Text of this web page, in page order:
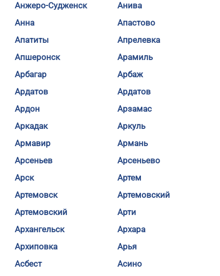
Анжеро-Судженск
Анива
Анна
Апастово
Апатиты
Апрелевка
Апшеронск
Арамиль
Арбагар
Арбаж
Ардатов
Ардатов
Ардон
Арзамас
Аркадак
Аркуль
Армавир
Армань
Арсеньев
Арсеньево
Арск
Артем
Артемовск
Артемовский
Артемовский
Арти
Архангельск
Архара
Архиповка
Арья
Асбест
Асино